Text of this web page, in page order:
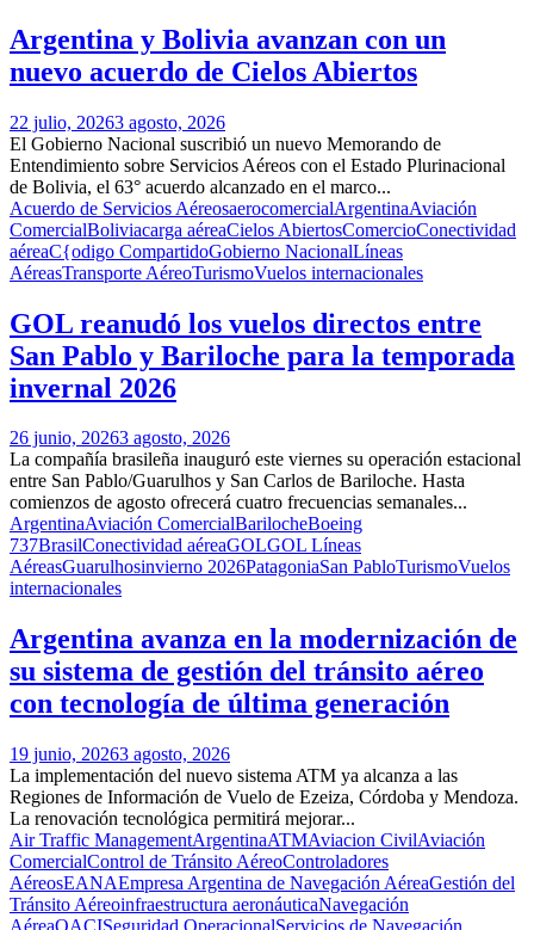
Argentina y Bolivia avanzan con un
nuevo acuerdo de Cielos Abiertos
22 julio, 20263 agosto, 2026
El Gobierno Nacional suscribió un nuevo Memorando de
Entendimiento sobre Servicios Aéreos con el Estado Plurinacional
de Bolivia, el 63° acuerdo alcanzado en el marco...
Acuerdo de Servicios AéreosaerocomercialArgentinaAviación
ComercialBoliviacarga aéreaCielos AbiertosComercioConectividad
aéreaC{odigo CompartidoGobierno NacionalLíneas
AéreasTransporte AéreoTurismoVuelos internacionales
GOL reanudó los vuelos directos entre
San Pablo y Bariloche para la temporada
invernal 2026
26 junio, 20263 agosto, 2026
La compañía brasileña inauguró este viernes su operación estacional
entre San Pablo/Guarulhos y San Carlos de Bariloche. Hasta
comienzos de agosto ofrecerá cuatro frecuencias semanales...
ArgentinaAviación ComercialBarilocheBoeing
737BrasilConectividad aéreaGOLGOL Líneas
AéreasGuarulhosinvierno 2026PatagoniaSan PabloTurismoVuelos
internacionales
Argentina avanza en la modernización de
su sistema de gestión del tránsito aéreo
con tecnología de última generación
19 junio, 20263 agosto, 2026
La implementación del nuevo sistema ATM ya alcanza a las
Regiones de Información de Vuelo de Ezeiza, Córdoba y Mendoza.
La renovación tecnológica permitirá mejorar...
Air Traffic ManagementArgentinaATMAviacion CivilAviación
ComercialControl de Tránsito AéreoControladores
AéreosEANAEmpresa Argentina de Navegación AéreaGestión del
Tránsito Aéreoinfraestructura aeronáuticaNavegación